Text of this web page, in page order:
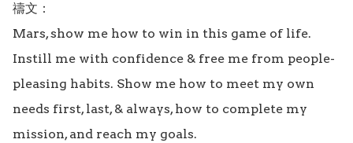
禱文：
Mars, show me how to win in this game of life.
Instill me with confidence & free me from people-
pleasing habits. Show me how to meet my own
needs first, last, & always, how to complete my
mission, and reach my goals.